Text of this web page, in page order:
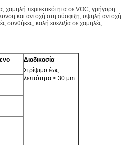
χαμηλή περιεκτικότητα σε VOC, γρήγορη
και αντοχή στη σύσφιξη, υψηλή αντοχή
συνθήκες, καλή ευελιξία σε χαμηλές
Διαδικασία
Στρίψιμο έως
λεπτότητα ≤ 30 μm